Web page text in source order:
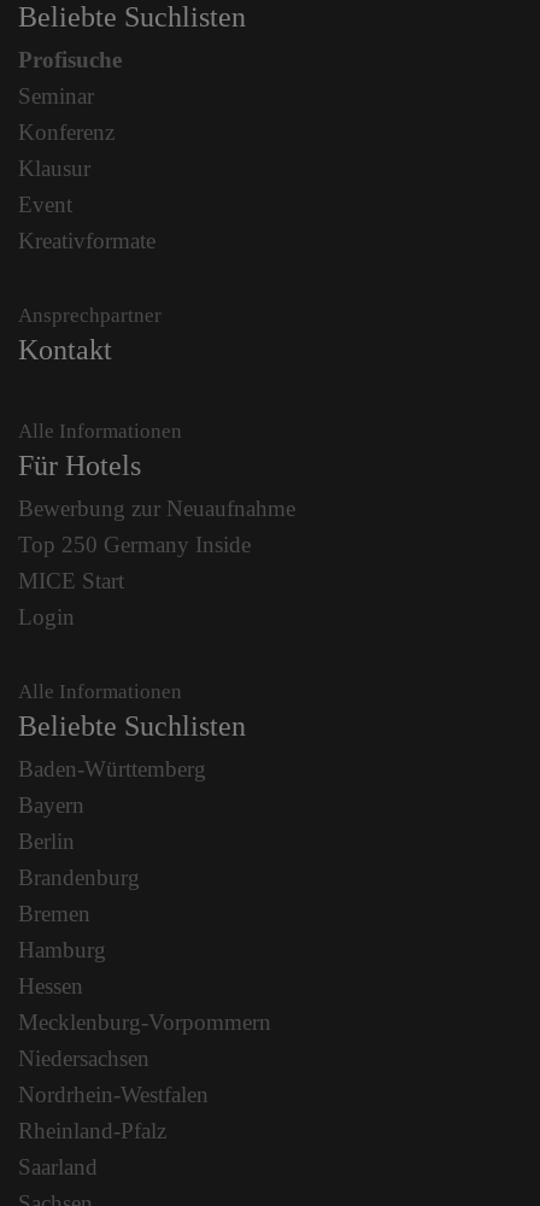
Beliebte Suchlisten
Profisuche
Seminar
Konferenz
Klausur
Event
Kreativformate
Ansprechpartner
Kontakt
Alle Informationen
Für Hotels
Bewerbung zur Neuaufnahme
Top 250 Germany Inside
MICE Start
Login
Alle Informationen
Beliebte Suchlisten
Baden-Württemberg
Bayern
Berlin
Brandenburg
Bremen
Hamburg
Hessen
Mecklenburg-Vorpommern
Niedersachsen
Nordrhein-Westfalen
Rheinland-Pfalz
Saarland